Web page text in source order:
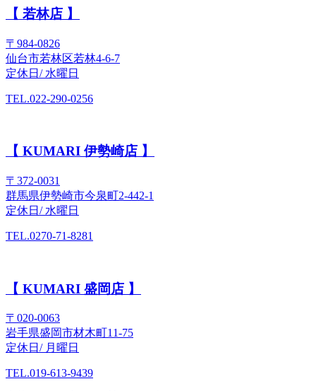
【 若林店 】
〒984-0826
仙台市若林区若林4-6-7
定休日/ 水曜日
TEL.022-290-0256
【 KUMARI 伊勢崎店 】
〒372-0031
群馬県伊勢崎市今泉町2-442-1
定休日/ 水曜日
TEL.0270-71-8281
【 KUMARI 盛岡店 】
〒020-0063
岩手県盛岡市材木町11-75
定休日/ 月曜日
TEL.019-613-9439